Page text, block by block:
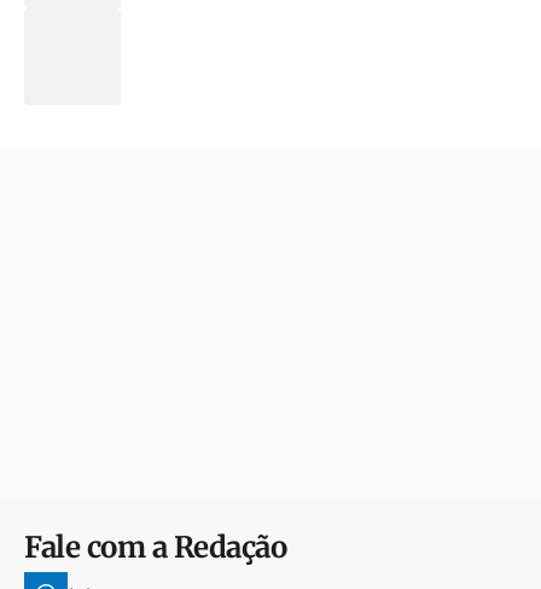
Fale com a Redação